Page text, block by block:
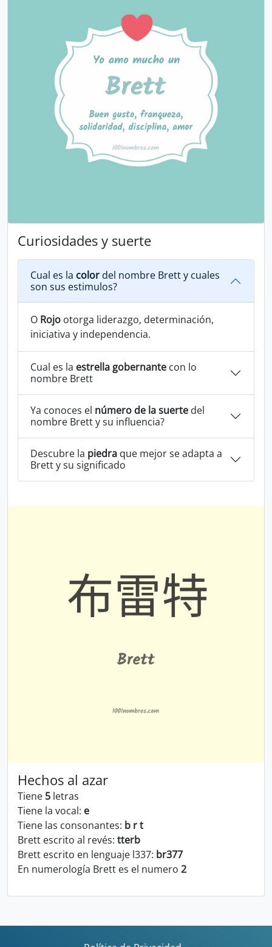
Curiosidades y suerte
Cual es la color del nombre Brett y cuales
son sus estimulos?
O Rojo otorga liderazgo, determinación,
iniciativa y independencia.
Cual es la estrella gobernante con lo
nombre Brett
Ya conoces el número de la suerte del
nombre Brett y su influencia?
Descubre la piedra que mejor se adapta a
Brett y su significado
Hechos al azar
Tiene 5 letras
Tiene la vocal: e
Tiene las consonantes: b r t
Brett escrito al revés: tterb
Brett escrito en lenguaje l337: br377
En numerología Brett es el numero 2